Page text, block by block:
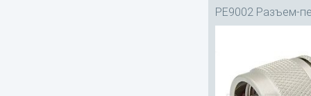
PE9002 Разъем-